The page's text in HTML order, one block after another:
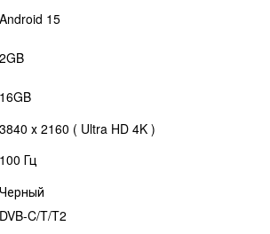
Android 15
2GB
16GB
3840 х 2160 ( Ultra HD 4K )
100 Гц
Черный
DVB-C/T/T2